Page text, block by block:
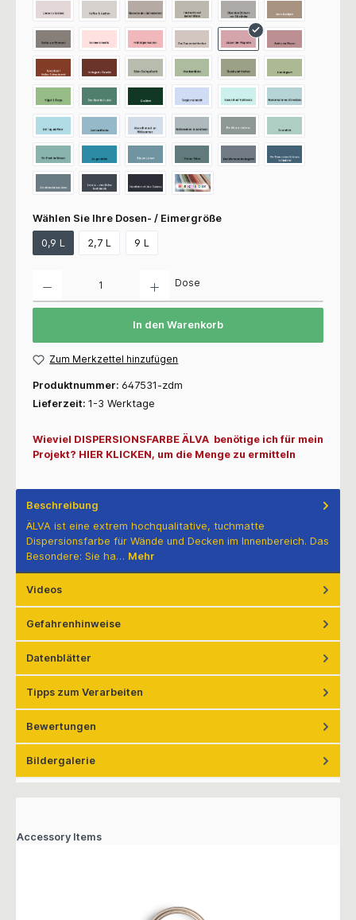
Wählen Sie Ihre Dosen- / Eimergröße
0,9 L 2,7 L 9 L
Dose
In den Warenkorb
Zum Merkzettel hinzufügen
Produktnummer: 647531-zdm
Lieferzeit: 1-3 Werktage
Wieviel DISPERSIONSFARBE ÄLVA benötige ich für mein
Projekt? HIER KLICKEN, um die Menge zu ermitteln
Beschreibung
ÄLVA ist eine extrem hochqualitative, tuchmatte
Dispersionsfarbe für Wände und Decken im Innenbereich. Das
Besondere: Sie ha… Mehr
Videos
Gefahrenhinweise
Datenblätter
Tipps zum Verarbeiten
Bewertungen
Bildergalerie
Accessory Items